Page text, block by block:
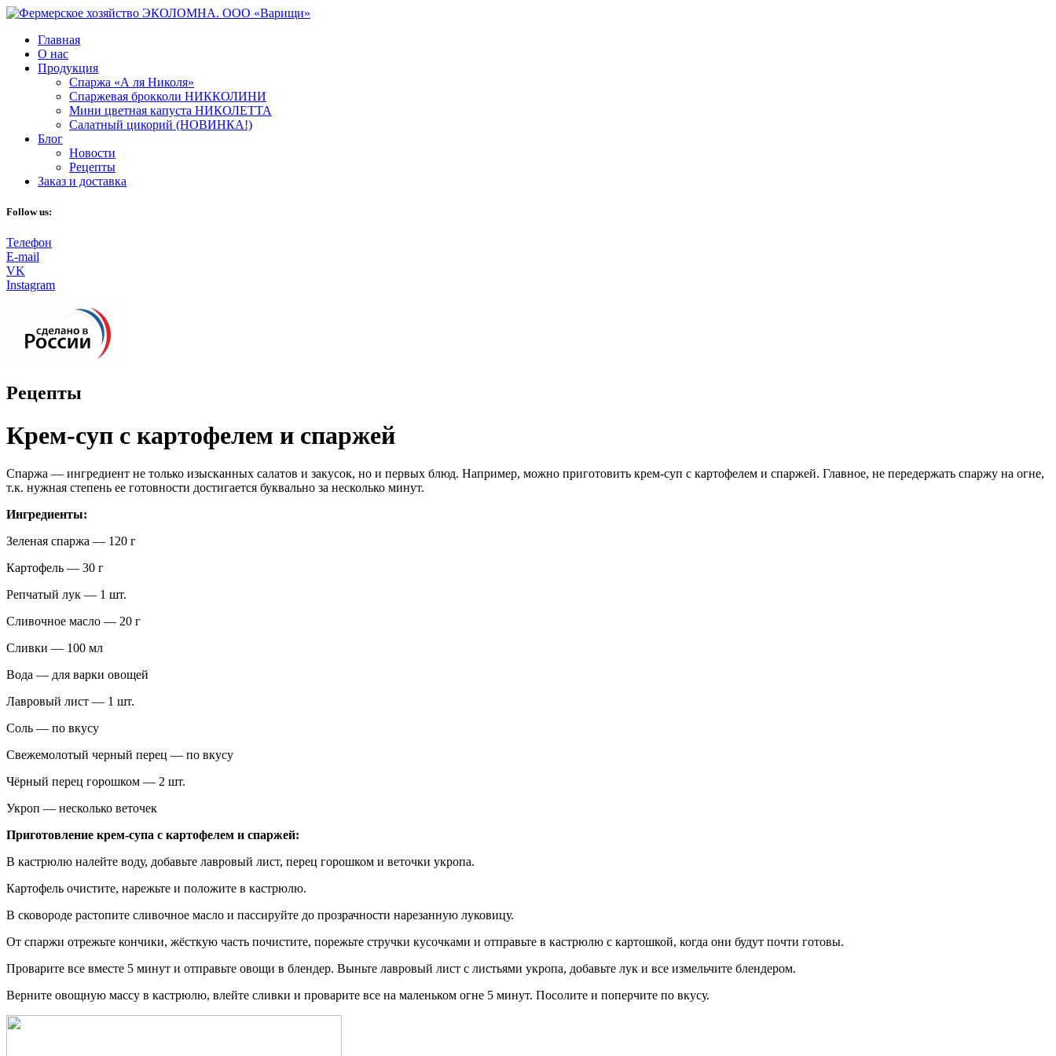
Главная
О нас
Продукция
Спаржа «А ля Николя»
Спаржевая брокколи НИККОЛИНИ
Мини цветная капуста НИКОЛЕТТА
Салатный цикорий (НОВИНКА!)
Блог
Новости
Рецепты
Заказ и доставка
Follow us:
Телефон
E-mail
VK
Instagram
Рецепты
Крем-суп с картофелем и спаржей
Спаржа — ингредиент не только изысканных салатов и закусок, но и первых блюд. Например, можно приготовить крем-суп с картофелем и спаржей. Главное, не передержать спаржу на огне,
т.к. нужная степень ее готовности достигается буквально за несколько минут.
Ингредиенты:
Зеленая спаржа — 120 г
Картофель — 30 г
Репчатый лук — 1 шт.
Сливочное масло — 20 г
Сливки — 100 мл
Вода — для варки овощей
Лавровый лист — 1 шт.
Соль — по вкусу
Свежемолотый черный перец — по вкусу
Чёрный перец горошком — 2 шт.
Укроп — несколько веточек
Приготовление крем-супа с картофелем и спаржей:
В кастрюлю налейте воду, добавьте лавровый лист, перец горошком и веточки укропа.
Картофель очистите, нарежьте и положите в кастрюлю.
В сковороде растопите сливочное масло и пассируйте до прозрачности нарезанную луковицу.
От спаржи отрежьте кончики, жёсткую часть почистите, порежьте стручки кусочками и отправьте в кастрюлю с картошкой, когда они будут почти готовы.
Проварите все вместе 5 минут и отправьте овощи в блендер. Выньте лавровый лист с листьями укропа, добавьте лук и все измельчите блендером.
Верните овощную массу в кастрюлю, влейте сливки и проварите все на маленьком огне 5 минут. Посолите и поперчите по вкусу.